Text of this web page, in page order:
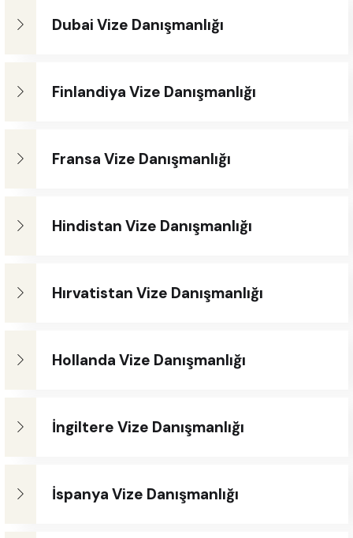
Dubai Vize Danışmanlığı
Finlandiya Vize Danışmanlığı
Fransa Vize Danışmanlığı
Hindistan Vize Danışmanlığı
Hırvatistan Vize Danışmanlığı
Hollanda Vize Danışmanlığı
İngiltere Vize Danışmanlığı
İspanya Vize Danışmanlığı